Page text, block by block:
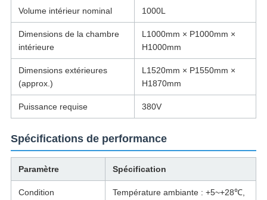
Volume intérieur nominal 1000L
Dimensions de la chambre
intérieure
L1000mm × P1000mm ×
H1000mm
Dimensions extérieures
(approx.)
L1520mm × P1550mm ×
H1870mm
Puissance requise 380V
Spécifications de performance
Paramètre Spécification
Condition
Température ambiante : +5~+28℃,